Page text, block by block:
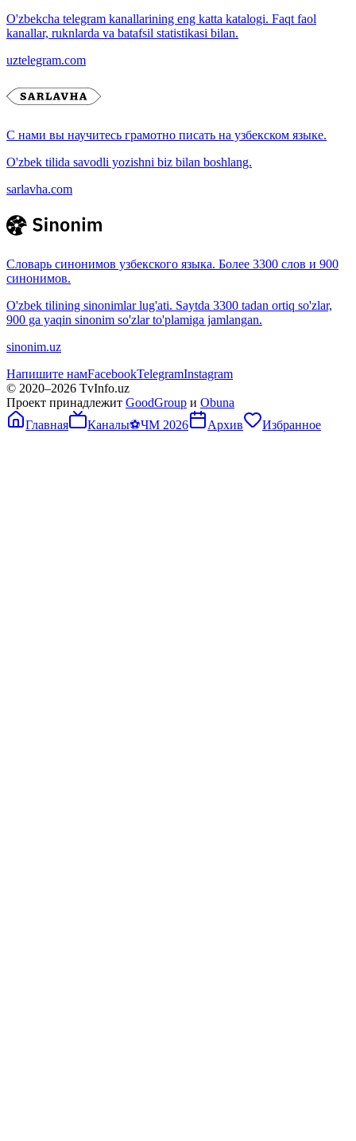
O'zbekcha telegram kanallarining eng katta katalogi. Faqt faol
kanallar, ruknlarda va batafsil statistikasi bilan.
uztelegram.com
С нами вы научитесь грамотно писать на узбекском языке.
O'zbek tilida savodli yozishni biz bilan boshlang.
sarlavha.com
Словарь синонимов узбекского языка. Более 3300 слов и 900
синонимов.
O'zbek tilining sinonimlar lug'ati. Saytda 3300 tadan ortiq so'zlar,
900 ga yaqin sinonim so'zlar to'plamiga jamlangan.
sinonim.uz
Напишите намFacebookTelegramInstagram
© 2020–2026 TvInfo.uz
Проект принадлежит GoodGroup и Obuna
Главная
Каналы⚽ЧМ 2026 Архив Избранное